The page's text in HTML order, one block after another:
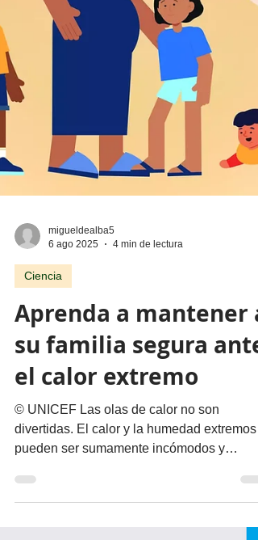
6 ago 2025
4 min de lectura
Ciencia
Aprenda a mantener a
su familia segura ante
el calor extremo
© UNICEF Las olas de calor no son